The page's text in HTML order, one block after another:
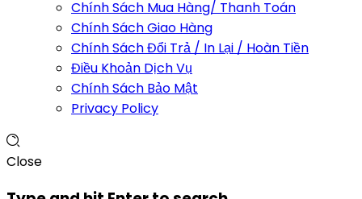
Chính Sách Mua Hàng/ Thanh Toán
Chính Sách Giao Hàng
Chính Sách Đổi Trả / In Lại / Hoàn Tiền
Điều Khoản Dịch Vụ
Chính Sách Bảo Mật
Privacy Policy
Close